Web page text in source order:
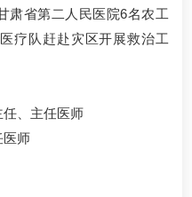
肃省第二人民医院6名农工
疗队赶赴灾区开展救治工
、主任医师
医师